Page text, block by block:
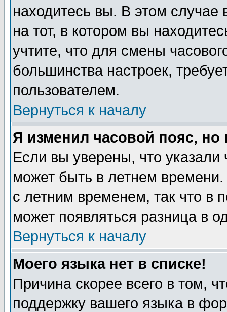
находитесь вы. В этом
на тот, в котором вы
учтите, что для смены
большинства настроек,
пользователем.
Вернуться к началу
Я изменил часовой пояс,
Если вы уверены, что указали
может быть в летнем
с летним временем, так что в
может появляться разница в
Вернуться к началу
Моего языка нет в списке!
Причина скорее всего в том,
поддержку вашего языка в